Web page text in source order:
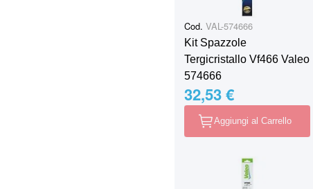
Cod. VAL-574666
Kit Spazzole
Tergicristallo Vf466 Valeo
574666
32,53 €
Aggiungi al Carrello